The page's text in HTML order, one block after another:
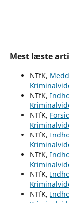
Mest læste
NTfK,
NTfK,
NTfK,
NTfK,
NTfK,
NTfK,
NTfK,